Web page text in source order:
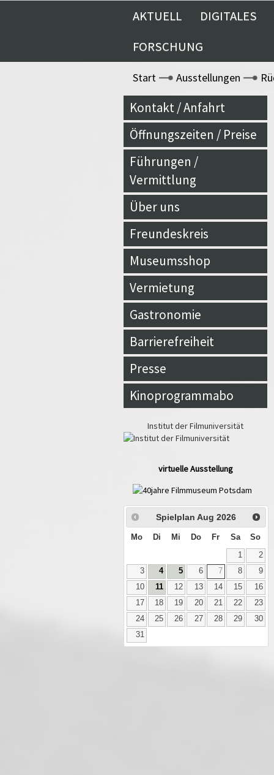
AKTUELL DIGITALES
FORSCHUNG
Start Ausstellungen
Kontakt / Anfahrt
Öffnungszeiten / Preise
Führungen /
Vermittlung
Über uns
Freundeskreis
Museumsshop
Vermietung
Gastronomie
Barrierefreiheit
Presse
Kinoprogrammabo
Institut der Filmuniversität
virtuelle Ausstellung
Spielplan Aug 2026
Mo Di Mi Do Fr Sa So
1
2
3
4 5 6 7 8
9
10
11 12 13 14 15
16
17
18 19 20 21 22
23
24
25 26 27 28 29
30
31